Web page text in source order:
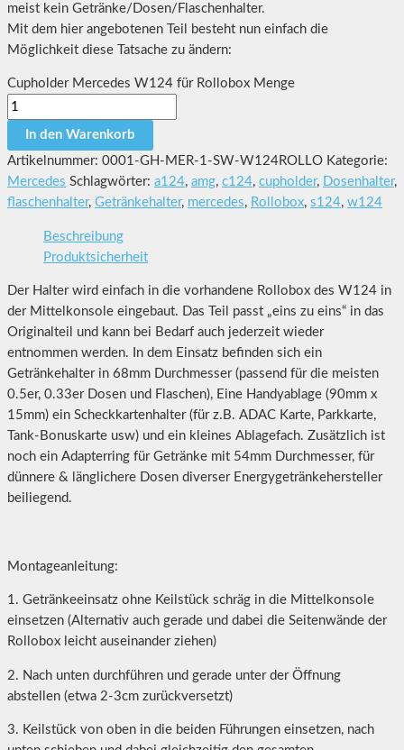
meist kein Getränke/Dosen/Flaschenhalter.
Mit dem hier angebotenen Teil besteht nun einfach die
Möglichkeit diese Tatsache zu ändern:
Cupholder Mercedes W124 für Rollobox Menge
In den Warenkorb
Artikelnummer: 0001-GH-MER-1-SW-W124ROLLO Kategorie:
Mercedes Schlagwörter: a124, amg, c124, cupholder, Dosenhalter,
flaschenhalter, Getränkehalter, mercedes, Rollobox, s124, w124
Beschreibung
Produktsicherheit
Der Halter wird einfach in die vorhandene Rollobox des W124 in
der Mittelkonsole eingebaut. Das Teil passt „eins zu eins“ in das
Originalteil und kann bei Bedarf auch jederzeit wieder
entnommen werden. In dem Einsatz befinden sich ein
Getränkehalter in 68mm Durchmesser (passend für die meisten
0.5er, 0.33er Dosen und Flaschen), Eine Handyablage (90mm x
15mm) ein Scheckkartenhalter (für z.B. ADAC Karte, Parkkarte,
Tank-Bonuskarte usw) und ein kleines Ablagefach. Zusätzlich ist
noch ein Adapterring für Getränke mit 54mm Durchmesser, für
dünnere & länglichere Dosen diverser Energygetränkehersteller
beiliegend.
Montageanleitung:
1. Getränkeeinsatz ohne Keilstück schräg in die Mittelkonsole
einsetzen (Alternativ auch gerade und dabei die Seitenwände der
Rollobox leicht auseinander ziehen)
2. Nach unten durchführen und gerade unter der Öffnung
abstellen (etwa 2-3cm zurückversetzt)
3. Keilstück von oben in die beiden Führungen einsetzen, nach